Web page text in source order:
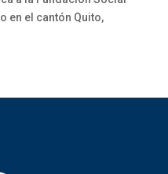
en el cantón Quito,